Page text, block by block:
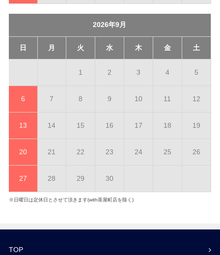
2026年9月
日 月 火 水 木 金 土
1 2 3 4 5
6 7 8 9 10 11 12
13 14 15 16 17 18 19
20 21 22 23 24 25 26
27 28 29 30
※日曜日は定休日とさせて頂きます(with茶屋町店を除く)
TOP